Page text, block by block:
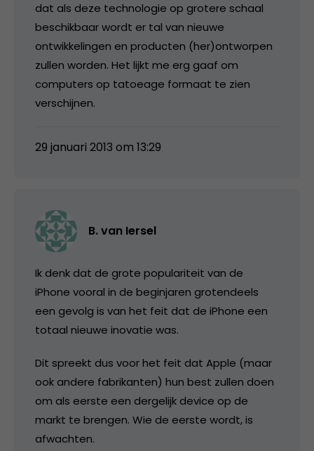
dat als deze technologie op grotere schaal
beschikbaar wordt er tal van nieuwe
ontwikkelingen en producten (her)ontworpen
zullen worden. Het lijkt me erg gaaf om
computers op tatoeage formaat te zien
verschijnen.
29 januari 2013 om 13:29
B. van Iersel
Ik denk dat de grote populariteit van de
iPhone vooral in de beginjaren grotendeels
een gevolg is van het feit dat de iPhone een
totaal nieuwe inovatie was.
Dit spreekt dus voor het feit dat Apple (maar
ook andere fabrikanten) hun best zullen doen
om als eerste een dergelijk device op de
markt te brengen. Wie de eerste wordt, is
afwachten.